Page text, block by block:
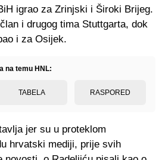
igrao za Zrinjski i Široki Brijeg.
i drugog tima Stuttgarta, dok
i za Osijek.
na temu HNL:
TABELA RASPORED
jer su u proteklom
hrvatski mediji, prije svih